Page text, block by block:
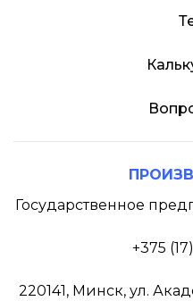
Государственное
+375
220141, Минск, ул.